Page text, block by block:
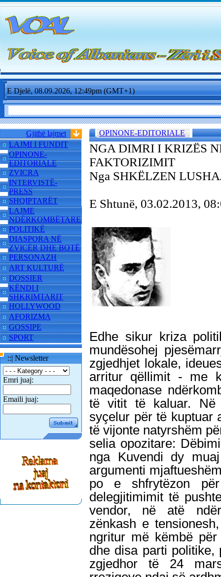
E Djelë, 08.09.2026, 12:49pm (GMT+1)
Gjithë lajmet
LAJMI I FUNDIT
OPINONE-
EDITORIALE
ZVICRA
INTERVISTË-
PRESS
SHQIPTARËT
LAJME
NDËRKOMBËTARE
POLITIKË
DIASPORA NË
ZVICËR DHE BOTË
PERSONAZH
ART KULTURË
DOSSIER
KËNDI I
SHKRIMTARIT
HOLLYWOOD
AFORIZMA
GOSSIPE
SPORT
::| Newsletter
Emri juaj:
Emaili juaj:
OPINONE-EDITORIALE
NGA DIMRI I KRIZËS
FAKTORIZIMIT
Nga SHKËLZEN
E Shtunë, 03.02.2013,
Edhe sikur kriza
mundësohej
zgjedhjet lokale,
arritur qëllimit - me
maqedonase
të vitit të kaluar. Në
syçelur për të kuptuar
të vijonte natyrshëm
selia opozitare:
nga Kuvendi dy
argumenti
po e shfrytëzon
delegjitimimit të
vendor, në atë
zënkash e
ngritur më këmbë
dhe disa parti
zgjedhor të 24